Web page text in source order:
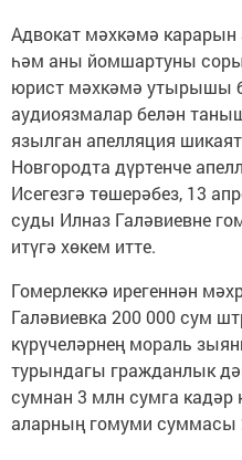
Адвокат мәхкәмә
һәм аны йомшартуны
юрист мәхкәмә утырышы
аудиоязмалар белән
язылган апелляция
Новгородта дүртенче
Исегезгә төшерәбез, 13
суды Илназ Галәвиевне
итүгә хөкем итте.
Гомерлеккә ирегеннән
Галәвиевка 200 000 сум
күрүчеләрнең мораль
турындагы гражданлык
сумнан 3 млн сумга кадәр
аларның гомуми суммасы